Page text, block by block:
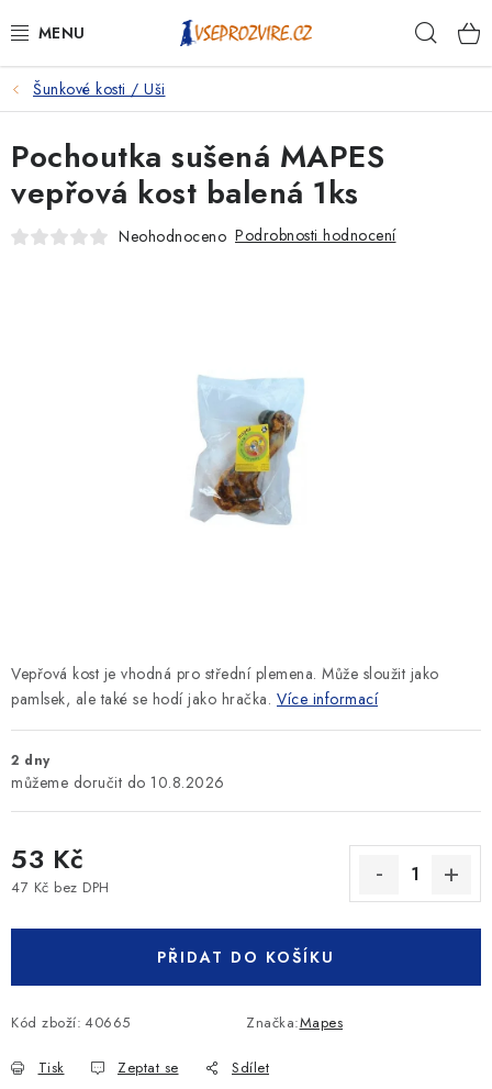
na
PSI
KOČKY
KONĚ
KRÁLÍCI/HLODAVCI/PTÁCI
Šunkové kosti / Uši
Vepřová kost je vhodná pro střední plemena. Může sloužit jako
pamlsek, ale také se hodí jako hračka. Více informací
2 dny
10.8.2026
53 Kč
47 Kč bez DPH
PŘIDAT DO KOŠÍKU
Kód zboží: 40665 Značka:Mapes
Tisk Zeptat se Sdílet
Pochoutka sušená MAPES
vepřová kost balená 1ks
Neohodnoceno Podrobnosti hodnocení